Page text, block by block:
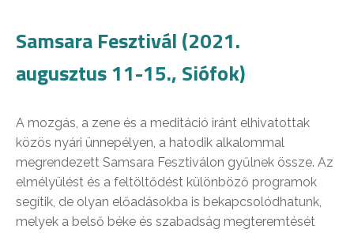
Samsara Fesztivál (2021.
augusztus 11-15., Siófok)
A mozgás, a zene és a meditáció iránt elhivatottak
közös nyári ünnepélyen, a hatodik alkalommal
megrendezett Samsara Fesztiválon gyűlnek össze. Az
elmélyülést és a feltöltődést különböző programok
segítik, de olyan előadásokba is bekapcsolódhatunk,
melyek a belső béke és szabadság megteremtését